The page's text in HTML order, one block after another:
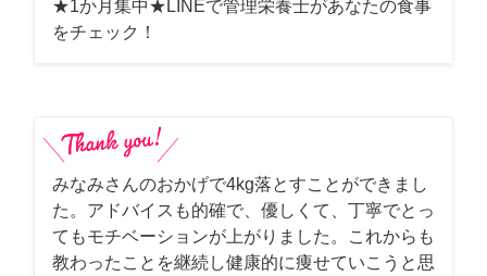
★1か月集中★LINEで管理栄養士があなたの食事
をチェック！
みなみさんのおかげで4kg落とすことができまし
た。アドバイスも的確で、優しくて、丁寧でとっ
てもモチベーションが上がりました。これからも
教わったことを継続し健康的に痩せていこうと思